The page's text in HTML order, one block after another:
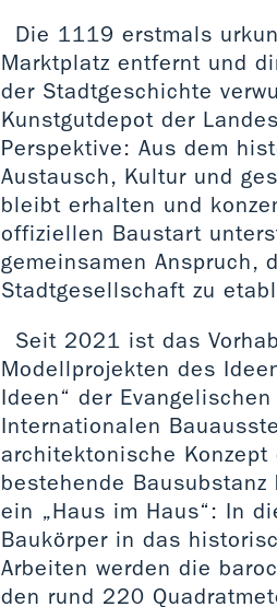
Die 1119 erstmals
Marktplatz entfernt und
der Stadtgeschichte
Kunstgutdepot der
Perspektive: Aus dem
Austausch, Kultur und
bleibt erhalten und
offiziellen Baustart
gemeinsamen Anspruch,
Stadtgesellschaft zu
Seit 2021 ist das
Modellprojekten des
Ideen“ der
Internationalen
architektonische Konzept
bestehende
ein „Haus im Haus“: In
Baukörper in das
Arbeiten werden die
den rund 220